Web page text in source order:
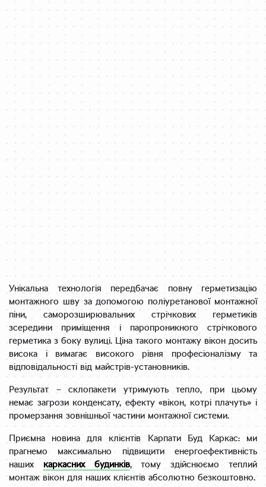
Унікальна технологія передбачає повну герметизацію
монтажного шву за допомогою поліуретанової монтажної
піни, саморозширювальних стрічкових герметиків
зсередини приміщення і паропроникного стрічкового
герметика з боку вулиці. Ціна такого монтажу вікон досить
висока і вимагає високого рівня професіоналізму та
відповідальності від майстрів-установників.
Результат – склопакети утримують тепло, при цьому
немає загрози конденсату, ефекту «вікон, котрі плачуть» і
промерзання зовнішньої частини монтажної системи.
Приємна новина для клієнтів Карпати Буд Каркас: ми
прагнемо максимально підвищити енергоефективність
наших каркасних будинків, тому здійснюємо теплий
монтаж вікон для наших клієнтів абсолютно безкоштовно.